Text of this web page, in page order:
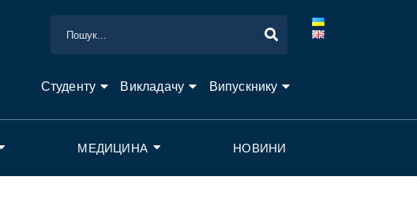
Студенту Викладачу Випускнику
МЕДИЦИНА НОВИНИ